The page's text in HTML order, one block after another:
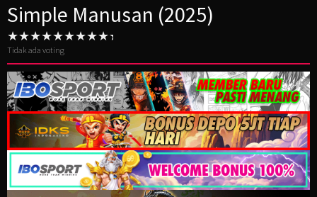
Simple Manusan (2025)
Tidak ada voting